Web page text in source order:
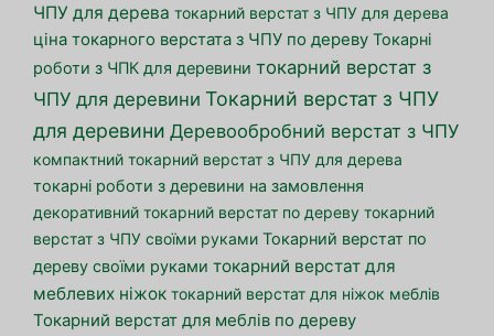
ЧПУ для дерева токарний верстат з ЧПУ для дерева
ціна токарного верстата з ЧПУ по дереву Токарні
роботи з ЧПК для деревини токарний верстат з
ЧПУ для деревини Токарний верстат з ЧПУ
для деревини Деревообробний верстат з ЧПУ
компактний токарний верстат з ЧПУ для дерева
токарні роботи з деревини на замовлення
декоративний токарний верстат по дереву токарний
верстат з ЧПУ своїми руками Токарний верстат по
дереву своїми руками токарний верстат для
меблевих ніжок токарний верстат для ніжок меблів
Токарний верстат для меблів по дереву